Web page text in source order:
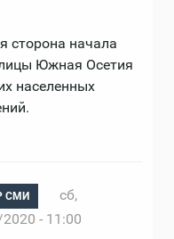
сторона начала
Южная Осетия
населенных
СМИ
сб,
- 11:00